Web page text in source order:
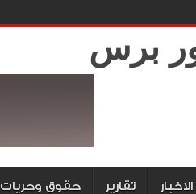
الاخبار تقارير حقوق وحريات